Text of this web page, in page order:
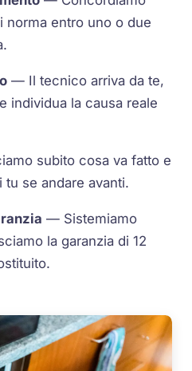
norma entro uno o due
— Il tecnico arriva da te,
individua la causa reale
subito cosa va fatto e
se andare avanti.
— Sistemiamo
la garanzia di 12